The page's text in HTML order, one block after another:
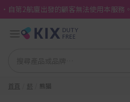
・自第2航廈出發的顧客無法使用本服務。
首頁 菸 熊猫